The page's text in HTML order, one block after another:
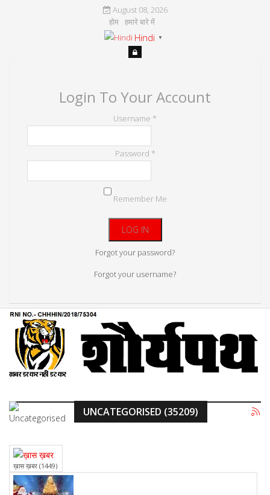
August 08, 2026
होम हमारे बारे में
Hindi ▼
Login To Your Account
Username *
Password *
Remember Me
Forgot your password?
Forgot your username?
UNCATEGORISED (35209)
ख़ास ख़बर (1449)